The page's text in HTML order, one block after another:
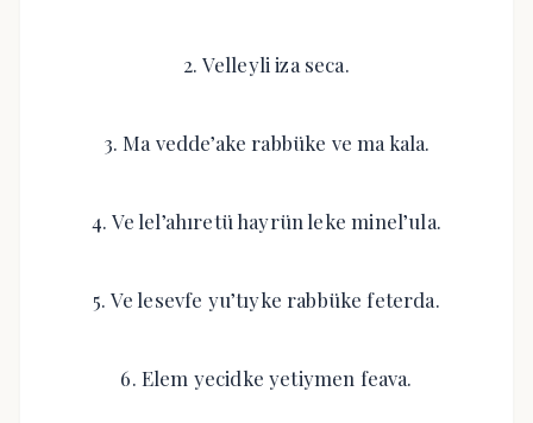
2. Velleyli iza seca.
3. Ma vedde’ake rabbüke ve ma kala.
4. Ve lel’ahıretü hayrün leke minel’ula.
5. Ve lesevfe yu’tıyke rabbüke feterda.
6. Elem yecidke yetiymen feava.